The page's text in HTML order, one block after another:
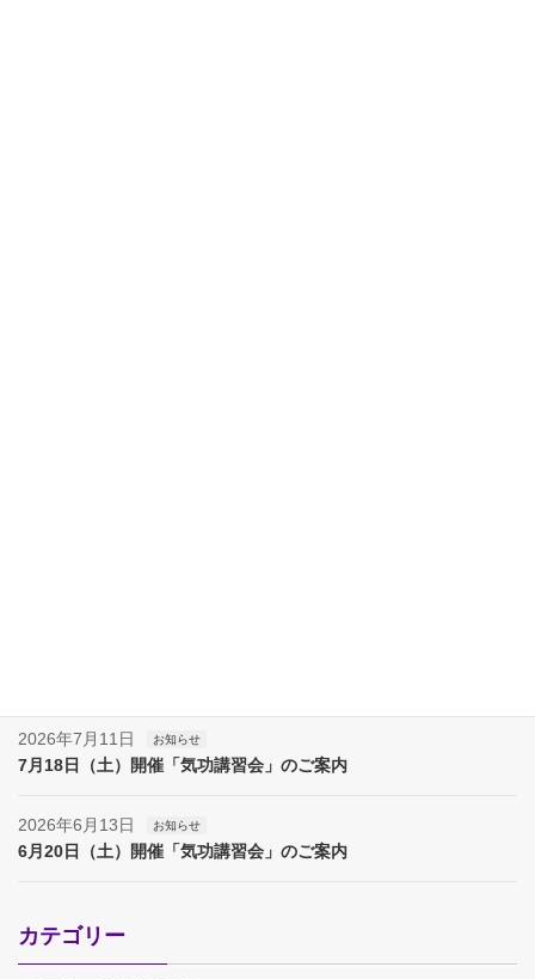
2026年7月11日 お知らせ
7月18日（土）開催「気功講習会」のご案内
2026年6月13日 お知らせ
6月20日（土）開催「気功講習会」のご案内
カテゴリー